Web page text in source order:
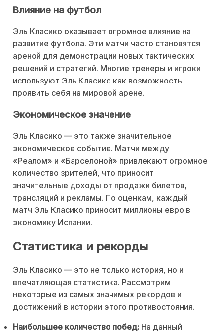
Влияние на футбол
Эль Класико оказывает огромное влияние на
развитие футбола. Эти матчи часто становятся
ареной для демонстрации новых тактических
решений и стратегий. Многие тренеры и игроки
используют Эль Класико как возможность
проявить себя на мировой арене.
Экономическое значение
Эль Класико — это также значительное
экономическое событие. Матчи между
«Реалом» и «Барселоной» привлекают огромное
количество зрителей, что приносит
значительные доходы от продажи билетов,
трансляций и рекламы. По оценкам, каждый
матч Эль Класико приносит миллионы евро в
экономику Испании.
Статистика и рекорды
Эль Класико — это не только история, но и
впечатляющая статистика. Рассмотрим
некоторые из самых значимых рекордов и
достижений в истории этого противостояния.
Наибольшее количество побед: На данный